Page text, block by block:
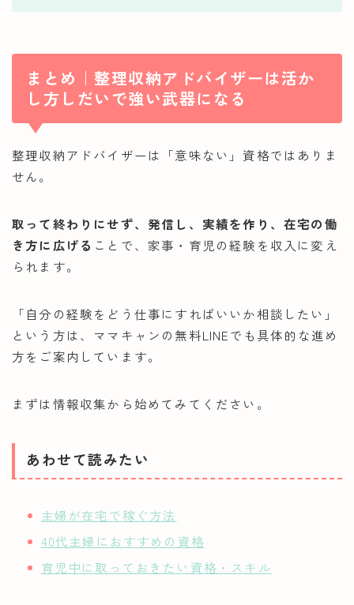
まとめ｜整理収納アドバイザーは活か
し方しだいで強い武器になる
整理収納アドバイザーは「意味ない」資格ではありま
せん。
取って終わりにせず、発信し、実績を作り、在宅の働
き方に広げる ことで、家事・育児の経験を収入に変え
られます。
「自分の経験をどう仕事にすればいいか相談したい」
という方は、ママキャンの無料LINEでも具体的な進め
方をご案内しています。
まずは情報収集から始めてみてください。
あわせて読みたい
主婦が在宅で稼ぐ方法
40代主婦におすすめの資格
育児中に取っておきたい資格・スキル